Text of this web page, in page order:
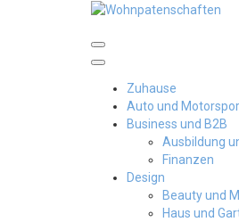
Zuhause
Auto und
Business und B2B
Ausbildung
Finanzen
Design
Beauty und
Haus und